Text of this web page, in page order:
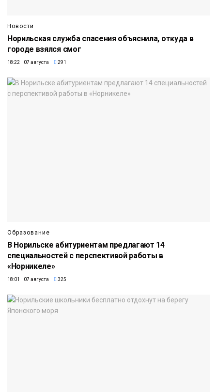
Новости
Норильская служба спасения объяснила, откуда в
городе взялся смог
18:22 07 августа 291
Образование
В Норильске абитуриентам предлагают 14
специальностей с перспективой работы в
«Норникеле»
18:01 07 августа 325